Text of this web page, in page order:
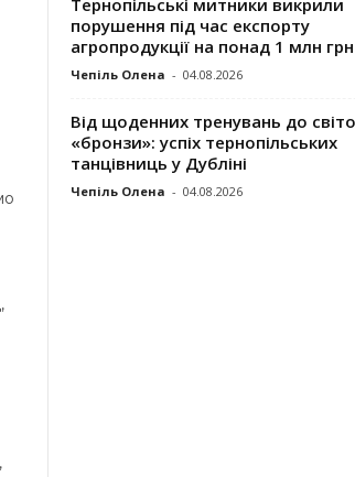
порушення під час експорту
агропродукції на понад 1 млн грн
Чепіль Олена - 04.08.2026
Від щоденних тренувань до
«бронзи»: успіх тернопільських
танцівниць у Дубліні
Чепіль Олена - 04.08.2026